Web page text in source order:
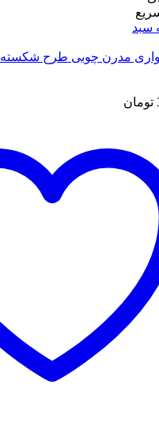
سبد
مدرن چوبی طرح شکسته
تومان